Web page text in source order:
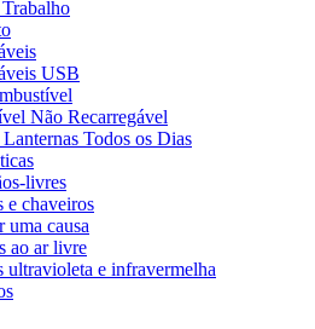
USB
Não Recarregável
Todos os Dias
livres
e chaveiros
uma causa
ao ar livre
ultravioleta e infravermelha